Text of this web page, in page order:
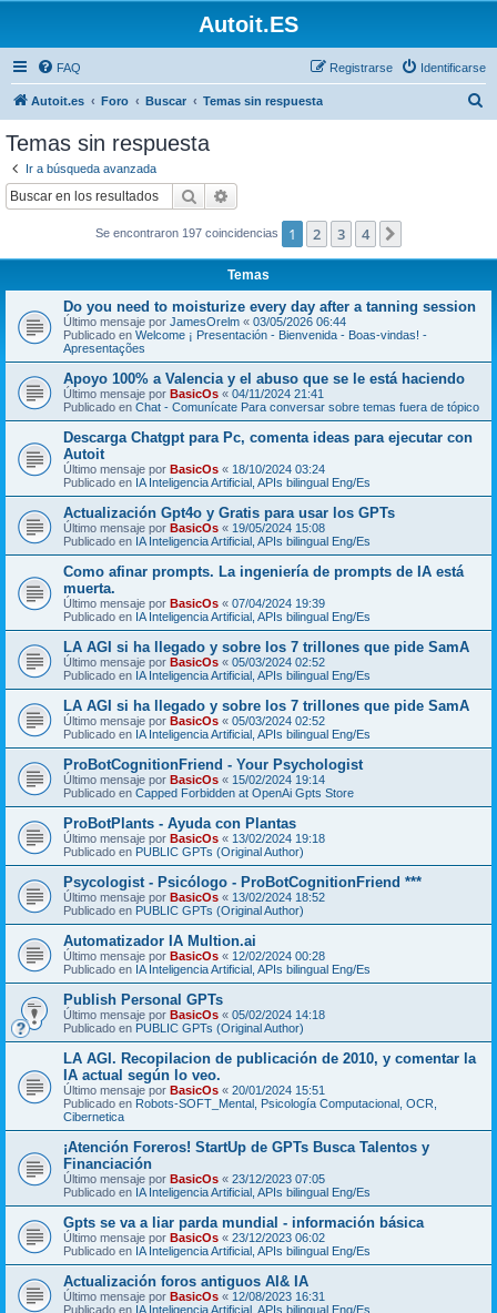
Autoit.ES
FAQ Identificarse
Registrarse
Autoit.es Foro Buscar Temas sin respuesta
Temas sin respuesta
Ir a búsqueda avanzada
Buscar
Se encontraron 197 coincidencias 1 2 3 4
Temas
Do you need to moisturize every day after a tanning session
Último mensaje por JamesOrelm « 03/05/2026 06:44
Publicado en Welcome ¡ Presentación - Bienvenida - Boas-vindas! -
Apresentações
Apoyo 100% a Valencia y el abuso que se le está haciendo
Último mensaje por BasicOs « 04/11/2024 21:41
Publicado en Chat - Comunícate Para conversar sobre temas fuera de tópico
Descarga Chatgpt para Pc, comenta ideas para ejecutar con
Autoit
Último mensaje por BasicOs « 18/10/2024 03:24
Publicado en IA Inteligencia Artificial, APIs bilingual Eng/Es
Actualización Gpt4o y Gratis para usar los GPTs
Último mensaje por BasicOs « 19/05/2024 15:08
Publicado en IA Inteligencia Artificial, APIs bilingual Eng/Es
Como afinar prompts. La ingeniería de prompts de IA está
muerta.
Último mensaje por BasicOs « 07/04/2024 19:39
Publicado en IA Inteligencia Artificial, APIs bilingual Eng/Es
LA AGI si ha llegado y sobre los 7 trillones que pide SamA
Último mensaje por BasicOs « 05/03/2024 02:52
Publicado en IA Inteligencia Artificial, APIs bilingual Eng/Es
LA AGI si ha llegado y sobre los 7 trillones que pide SamA
Último mensaje por BasicOs « 05/03/2024 02:52
Publicado en IA Inteligencia Artificial, APIs bilingual Eng/Es
ProBotCognitionFriend - Your Psychologist
Último mensaje por BasicOs « 15/02/2024 19:14
Publicado en Capped Forbidden at OpenAi Gpts Store
ProBotPlants - Ayuda con Plantas
Último mensaje por BasicOs « 13/02/2024 19:18
Publicado en PUBLIC GPTs (Original Author)
Psycologist - Psicólogo - ProBotCognitionFriend ***
Último mensaje por BasicOs « 13/02/2024 18:52
Publicado en PUBLIC GPTs (Original Author)
Automatizador IA Multion.ai
Último mensaje por BasicOs « 12/02/2024 00:28
Publicado en IA Inteligencia Artificial, APIs bilingual Eng/Es
Publish Personal GPTs
Último mensaje por BasicOs « 05/02/2024 14:18
Publicado en PUBLIC GPTs (Original Author)
LA AGI. Recopilacion de publicación de 2010, y comentar la
IA actual según lo veo.
Último mensaje por BasicOs « 20/01/2024 15:51
Publicado en Robots-SOFT_Mental, Psicología Computacional, OCR,
Cibernetica
¡Atención Foreros! StartUp de GPTs Busca Talentos y
Financiación
Último mensaje por BasicOs « 23/12/2023 07:05
Publicado en IA Inteligencia Artificial, APIs bilingual Eng/Es
Gpts se va a liar parda mundial - información básica
Último mensaje por BasicOs « 23/12/2023 06:02
Publicado en IA Inteligencia Artificial, APIs bilingual Eng/Es
Actualización foros antiguos AI& IA
Último mensaje por BasicOs « 12/08/2023 16:31
Publicado en IA Inteligencia Artificial, APIs bilingual Eng/Es